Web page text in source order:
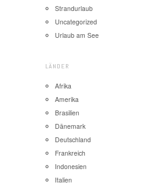
Strandurlaub
Uncategorized
Urlaub am See
LÄNDER
Afrika
Amerika
Brasilien
Dänemark
Deutschland
Frankreich
Indonesien
Italien